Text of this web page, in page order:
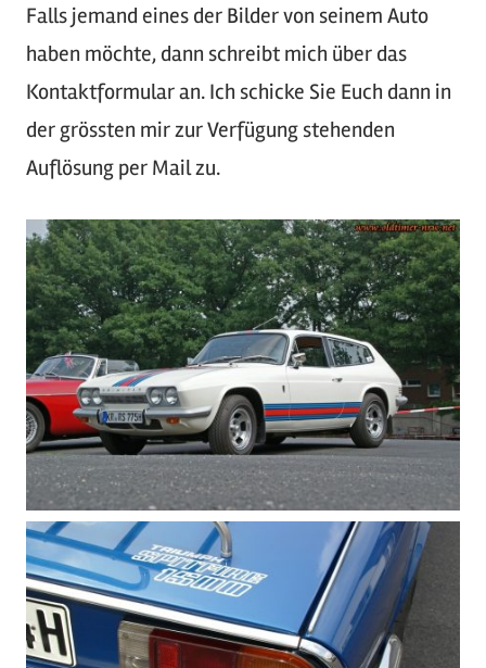
Falls jemand eines der Bilder von seinem Auto
haben möchte, dann schreibt mich über das
Kontaktformular an. Ich schicke Sie Euch dann in
der grössten mir zur Verfügung stehenden
Auflösung per Mail zu.